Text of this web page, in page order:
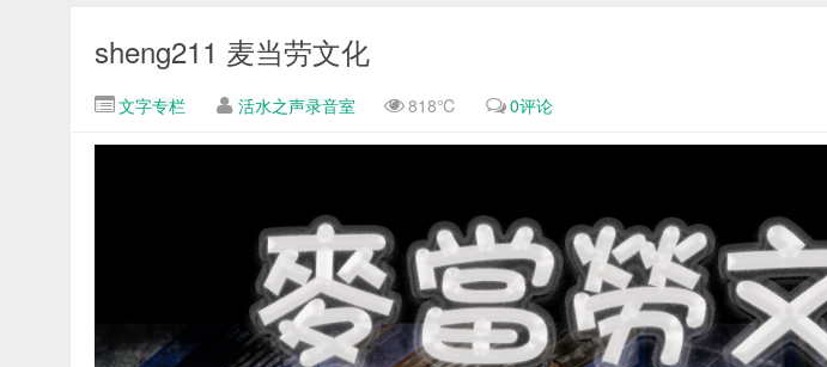
sheng211 麦当劳文化
文字专栏 活水之声录音室 818℃ 0评论